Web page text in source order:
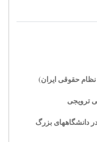
دانشگاههای بزرگ